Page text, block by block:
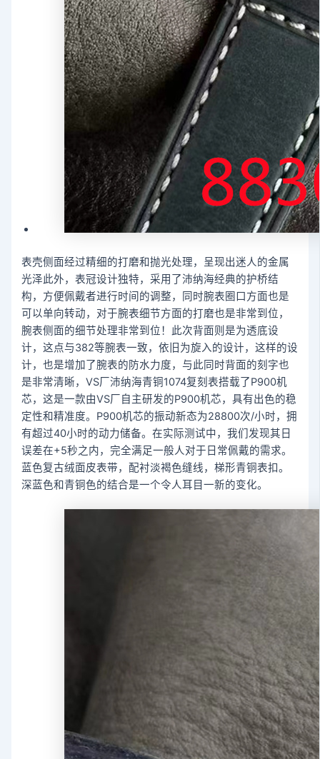
表壳侧面经过精细的打磨和抛光处理，呈现出迷人的金属
光泽此外，表冠设计独特，采用了沛纳海经典的护桥结
构，方便佩戴者进行时间的调整，同时腕表圈口方面也是
可以单向转动，对于腕表细节方面的打磨也是非常到位，
腕表侧面的细节处理非常到位！此次背面则是为透底设
计，这点与382等腕表一致，依旧为旋入的设计，这样的设
计，也是增加了腕表的防水力度，与此同时背面的刻字也
是非常清晰，VS厂沛纳海青铜1074复刻表搭载了P900机
芯，这是一款由VS厂自主研发的P900机芯，具有出色的稳
定性和精准度。P900机芯的振动新态为28800次/小时，拥
有超过40小时的动力储备。在实际测试中，我们发现其日
误差在+5秒之内，完全满足一般人对于日常佩戴的需求。
蓝色复古绒面皮表带，配衬淡褐色缝线，梯形青铜表扣。
深蓝色和青铜色的结合是一个令人耳目一新的变化。